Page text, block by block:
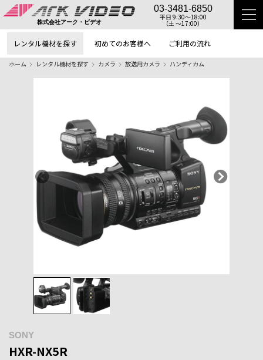
株式会社アーク・ビデオ
03-3481-6850
平日 9:30〜18:00
（土 〜17:00）
レンタル機材を探す 初めてのお客様へ ご利用の流れ
ホーム レンタル機材を探す カメラ 放送用カメラ ハンディカム
SONY
HXR-NX5R